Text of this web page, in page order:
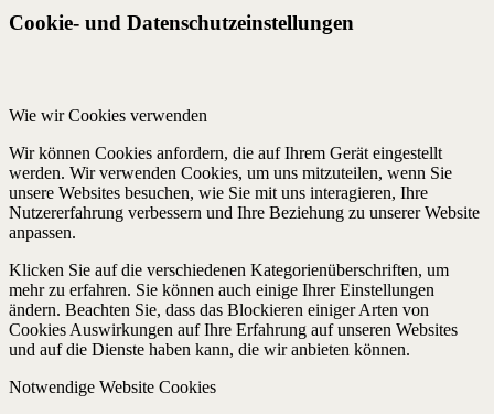
Cookie- und Datenschutzeinstellungen
Wie wir Cookies verwenden
Wir können Cookies anfordern, die auf Ihrem Gerät eingestellt
werden. Wir verwenden Cookies, um uns mitzuteilen, wenn Sie
unsere Websites besuchen, wie Sie mit uns interagieren, Ihre
Nutzererfahrung verbessern und Ihre Beziehung zu unserer Website
anpassen.
Klicken Sie auf die verschiedenen Kategorienüberschriften, um
mehr zu erfahren. Sie können auch einige Ihrer Einstellungen
ändern. Beachten Sie, dass das Blockieren einiger Arten von
Cookies Auswirkungen auf Ihre Erfahrung auf unseren Websites
und auf die Dienste haben kann, die wir anbieten können.
Notwendige Website Cookies